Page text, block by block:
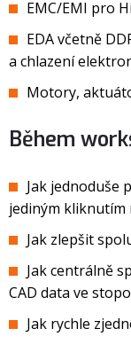
EMC/EMI pro
EDA včetně
a chlazení
Motory,
Během
Jak jednoduše
jediným kliknutím
Jak zlepšit
Jak centrálně
CAD data ve
Jak rychle